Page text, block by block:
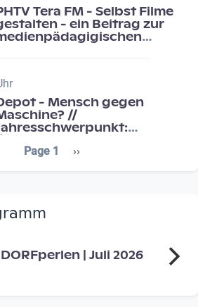
Tera FM - Selbst Filme
- ein Beitrag zur
- Mensch gegen
//
Page 1 Next page
››
DORFperlen | Juli 2026